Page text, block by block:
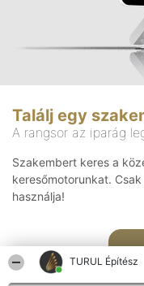
TURUL Építész
Találj egy
A rangsor az iparág
Szakembert keres a
keresőmotorunkat.
használja!